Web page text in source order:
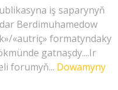
iş saparynyň
Berdimuhamedow
«autriç» formatyndaky
gatnaşdy....Ir
forumyň... Dowamyny